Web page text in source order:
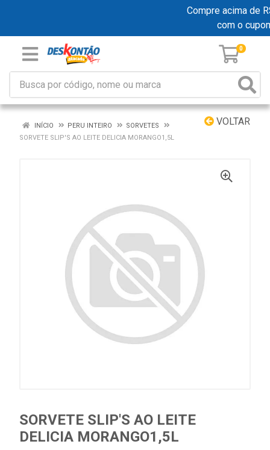
Compre acima de
com o
0
VOLTAR
INÍCIO PERU INTEIRO
SORVETES
SORVETE SLIP'S AO LEITE DELICIA MORANGO1,5L
SORVETE SLIP'S AO LEITE
DELICIA MORANGO1,5L